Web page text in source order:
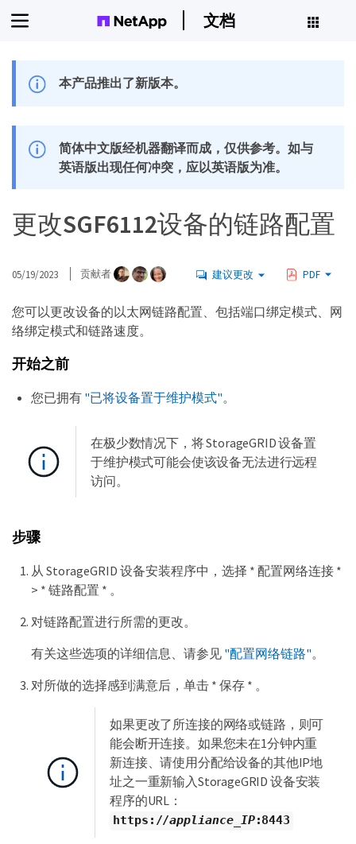
文档
本产品推出了新版本。
简体中文版经机器翻译而成，仅供参考。如与
英语版出现任何冲突，应以英语版为准。
更改SGF6112设备的链路配置
05/19/2023 贡献者 建议更改 PDF
您可以更改设备的以太网链路配置、包括端口绑定模式、网
络绑定模式和链路速度。
开始之前
您已拥有 "已将设备置于维护模式"。
在极少数情况下，将 StorageGRID 设备置
于维护模式可能会使该设备无法进行远程
访问。
步骤
从 StorageGRID 设备安装程序中，选择 * 配置网络连接 *
> * 链路配置 * 。
对链路配置进行所需的更改。
有关这些选项的详细信息、请参见 "配置网络链路"。
对所做的选择感到满意后，单击 * 保存 * 。
如果更改了所连接的网络或链路，则可
能会断开连接。如果您未在1分钟内重
新连接、请使用分配给设备的其他IP地
址之一重新输入StorageGRID 设备安装
程序的URL：
https://appliance_IP:8443